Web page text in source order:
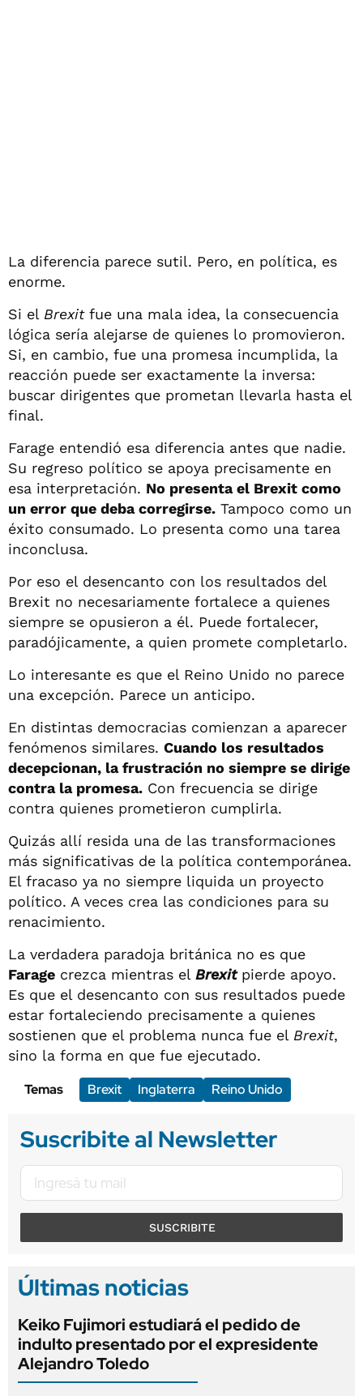
La diferencia parece sutil. Pero, en política, es
enorme.
Si el Brexitfue una mala idea, la consecuencia
lógica sería alejarse de quienes lo promovieron.
Si, en cambio, fue una promesa incumplida, la
reacción puede ser exactamente la inversa:
buscar dirigentes que prometan llevarla hasta el
final.
Farage entendió esa diferencia antes que nadie.
Su regreso político se apoya precisamente en
esa interpretación. No presenta el Brexit como
un error que deba corregirse. Tampoco como un
éxito consumado. Lo presenta como una tarea
inconclusa.
Por eso el desencanto con los resultados del
Brexit no necesariamente fortalece a quienes
siempre se opusieron a él. Puede fortalecer,
paradójicamente, a quien promete completarlo.
Lo interesante es que el Reino Unido no parece
una excepción. Parece un anticipo.
En distintas democracias comienzan a aparecer
fenómenos similares. Cuando los resultados
decepcionan, la frustración no siempre se dirige
contra la promesa. Con frecuencia se dirige
contra quienes prometieron cumplirla.
Quizás allí resida una de las transformaciones
más significativas de la política contemporánea.
El fracaso ya no siempre liquida un proyecto
político. A veces crea las condiciones para su
renacimiento.
La verdadera paradoja británica no es que
Farage crezca mientras el Brexitpierde apoyo.
Es que el desencanto con sus resultados puede
estar fortaleciendo precisamente a quienes
sostienen que el problema nunca fue el Brexit,
sino la forma en que fue ejecutado.
Temas
Brexit Inglaterra Reino Unido
Suscribite al Newsletter
SUSCRIBITE
Últimas noticias
Keiko Fujimori estudiará el pedido de
indulto presentado por el expresidente
Alejandro Toledo